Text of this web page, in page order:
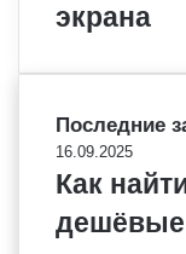
экрана
Последние
16.09.2025
Как
дешёвые